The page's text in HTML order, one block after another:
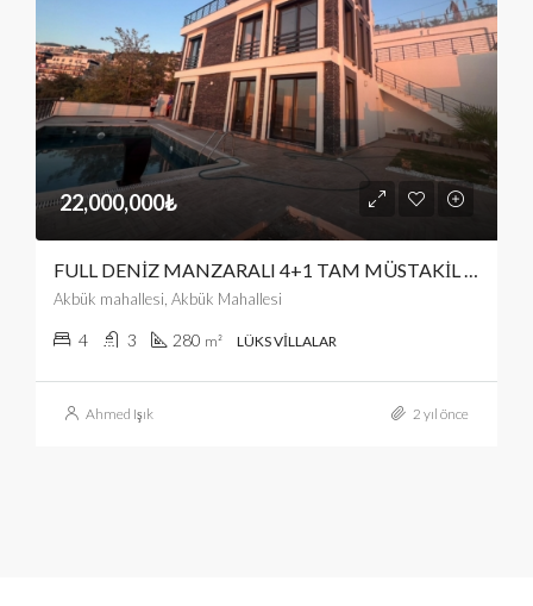
22,000,000₺
FULL DENİZ MANZARALI 4+1 TAM MÜSTAKİL HAVUZLU VİLLA
Akbük mahallesi, Akbük Mahallesi
4 3 280 m² LÜKS VILLALAR
Ahmed Işık 2 yıl önce